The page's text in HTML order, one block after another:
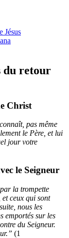
Jésus
du retour
Christ
pas même
le Père, et lui
jour votre
le Seigneur
la trompette
ceux qui sont
nous les
emportés sur les
du Seigneur.
(1